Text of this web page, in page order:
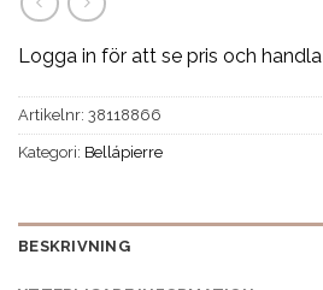
Logga in för att se pris och handla
Artikelnr: 38118866
Kategori: Bellápierre
BESKRIVNING